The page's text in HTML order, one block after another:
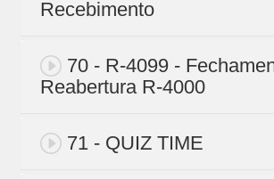
Recebimento
70 - R-4099 -
Reabertura R-4000
71 - QUIZ TIME